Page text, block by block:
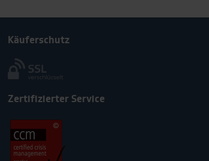
Käuferschutz
Zertifizierter Service